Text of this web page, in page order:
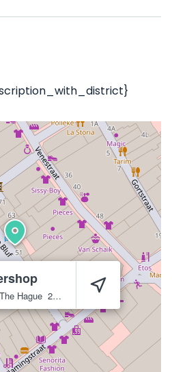
The Hague 2511 CP